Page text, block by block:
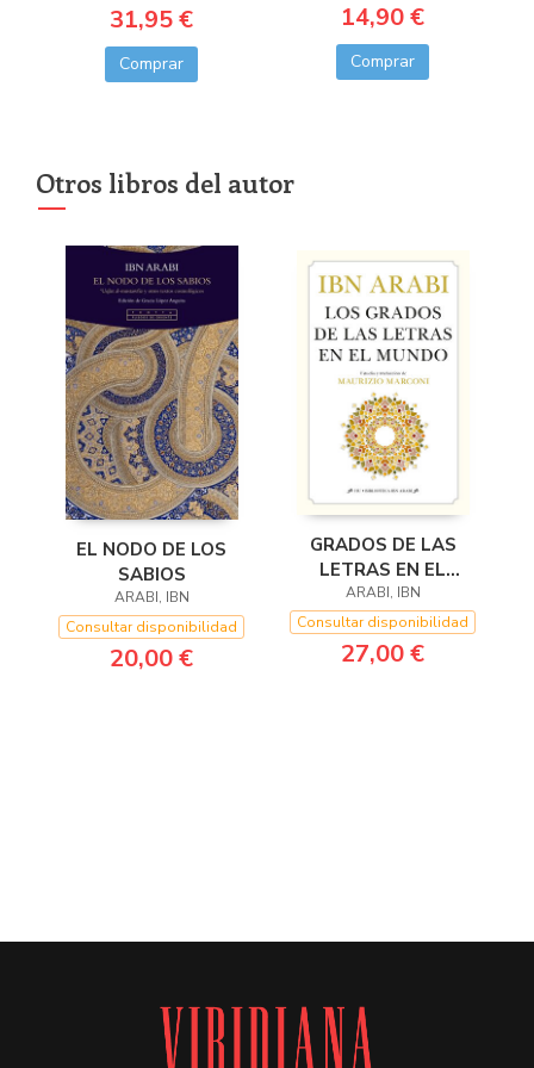
31,95 €
Comprar
14,90 €
Comprar
Otros libros del autor
EL NODO DE LOS
SABIOS
ARABI, IBN
Consultar disponibilidad
20,00 €
GRADOS DE LAS
LETRAS EN EL
MUNDO, LOS
ARABI, IBN
Consultar disponibilidad
27,00 €